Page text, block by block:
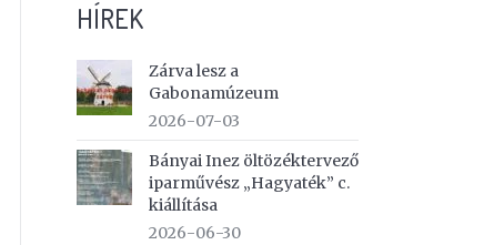
HÍREK
Zárva lesz a
Gabonamúzeum
2026-07-03
Bányai Inez öltözéktervező
iparművész „Hagyaték” c.
kiállítása
2026-06-30